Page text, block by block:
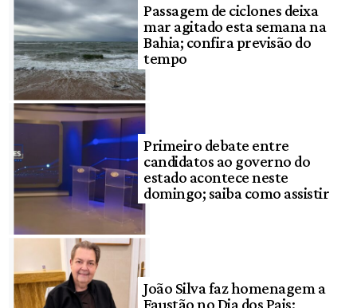
Passagem de ciclones deixa
mar agitado esta semana na
Bahia; confira previsão do
tempo
Primeiro debate entre
candidatos ao governo do
estado acontece neste
domingo; saiba como assistir
João Silva faz homenagem a
Faustão no Dia dos Pais: